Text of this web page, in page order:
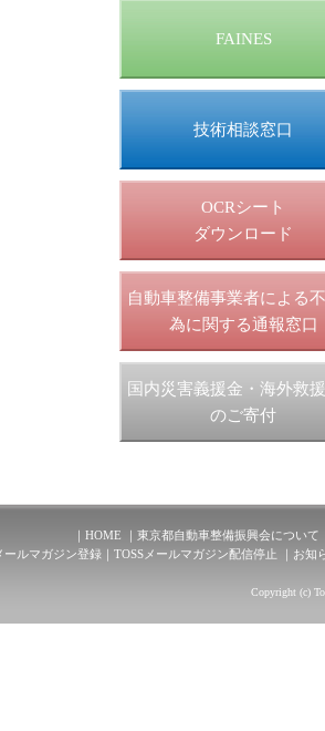
FAINES
技術相談窓口
OCRシート
ダウンロード
自動車整備事業者による
為に関する通報窓口
国内災害義援金・海外救
のご寄付
HOME
東京都自動車整備振興会について
ールマガジン登録
TOSSメールマガジン配信停止 お知
Copyright (c)